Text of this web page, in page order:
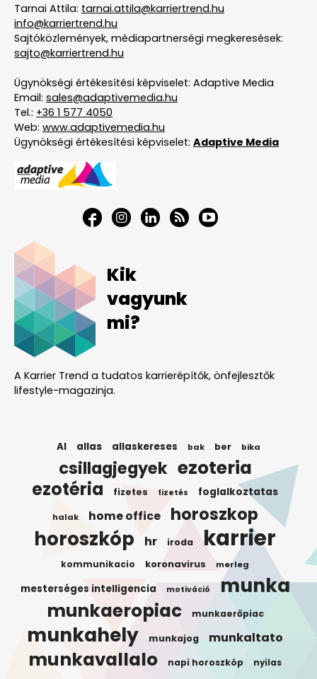
Tarnai Attila: tarnai.attila@karriertrend.hu
info@karriertrend.hu
Sajtóközlemények, médiapartnerségi megkeresések:
sajto@karriertrend.hu
Ügynökségi értékesítési képviselet: Adaptive Media
Email: sales@adaptivemedia.hu
Tel.: +36 1 577 4050
Web: www.adaptivemedia.hu
Ügynökségi értékesítési képviselet: Adaptive Media
Kik
vagyunk
mi?
A Karrier Trend a tudatos karrierépítők, önfejlesztők
lifestyle-magazinja.
AI allas allaskereses bak ber bika
csillagjegyek ezoteria
ezotéria fizetes fizetés foglalkoztatas
halak home office horoszkop
horoszkóp hr iroda karrier
kommunikacio koronavirus merleg
mesterséges intelligencia motiváció munka
munkaeropiac munkaerőpiac
munkahely munkajog munkaltato
munkavallalo napi horoszkóp nyilas